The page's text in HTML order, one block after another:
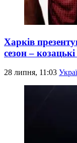
Харків
сезон –
28 липня, 11:03